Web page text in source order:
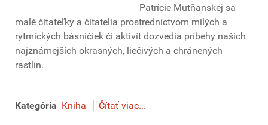
Patrície Mutňanskej sa
malé čitateľky a čitatelia prostredníctvom milých a
rytmických básničiek či aktivít dozvedia príbehy našich
najznámejších okrasných, liečivých a chránených
rastlín.
Kategória Kniha Čítať viac...